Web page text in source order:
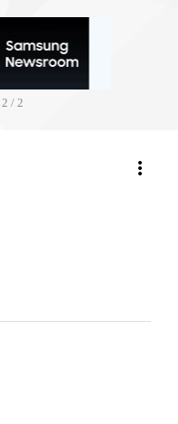
2 / 2
more_vert